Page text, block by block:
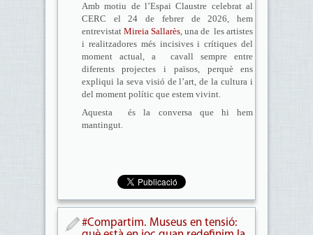
Amb motiu de l’Espai Claustre celebrat al
CERC el 24 de febrer de 2026, hem
entrevistat Mireia Sallarès, una de les artistes
i realitzadores més incisives i crítiques del
moment actual, a cavall sempre entre
diferents projectes i països, perquè ens
expliqui la seva visió de l’art, de la cultura i
del moment polític que estem vivint.
Aquesta és la conversa que hi hem
mantingut.
#Compartim. Museus en tensió: